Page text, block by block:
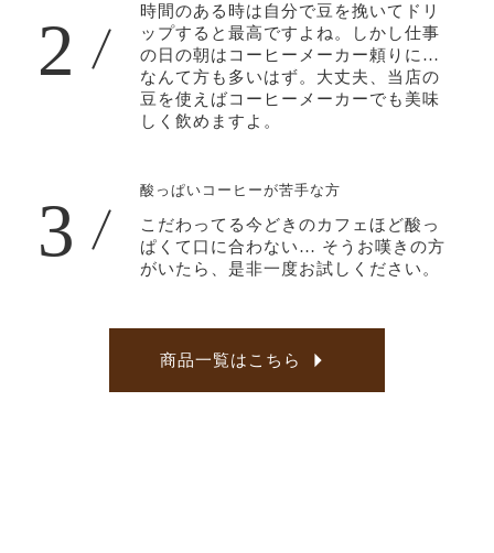
時間のある時は自分で豆を挽いてドリ
ップすると最高ですよね。しかし仕事
の日の朝はコーヒーメーカー頼りに…
なんて方も多いはず。大丈夫、当店の
豆を使えばコーヒーメーカーでも美味
しく飲めますよ。
2
酸っぱいコーヒーが苦手な方
こだわってる今どきのカフェほど酸っ
ぱくて口に合わない… そうお嘆きの方
がいたら、是非一度お試しください。
3
商品一覧はこちら